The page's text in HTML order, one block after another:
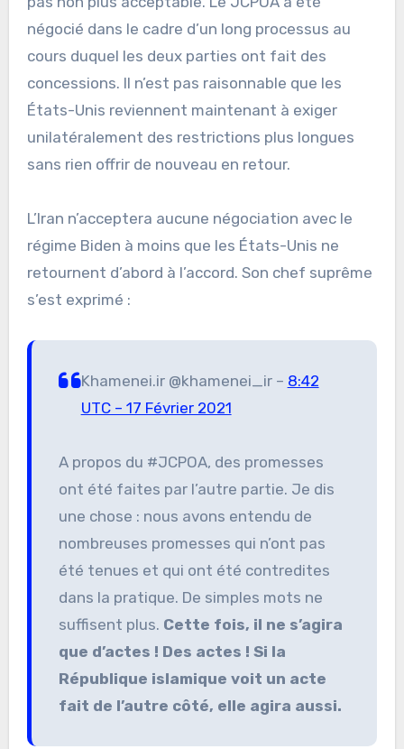
négocié dans le cadre d’un long processus au
cours duquel les deux parties ont fait des
concessions. Il n’est pas raisonnable que les
États-Unis reviennent maintenant à exiger
unilatéralement des restrictions plus longues
sans rien offrir de nouveau en retour.
L’Iran n’acceptera aucune négociation avec le
régime Biden à moins que les États-Unis ne
retournent d’abord à l’accord. Son chef suprême
s’est exprimé :
Khamenei.ir @khamenei_ir – 8:42
UTC – 17 Février 2021
A propos du #JCPOA, des promesses
ont été faites par l’autre partie. Je dis
une chose : nous avons entendu de
nombreuses promesses qui n’ont pas
été tenues et qui ont été contredites
dans la pratique. De simples mots ne
suffisent plus. Cette fois, il ne s’agira
que d’actes ! Des actes ! Si la
République islamique voit un acte
fait de l’autre côté, elle agira aussi.